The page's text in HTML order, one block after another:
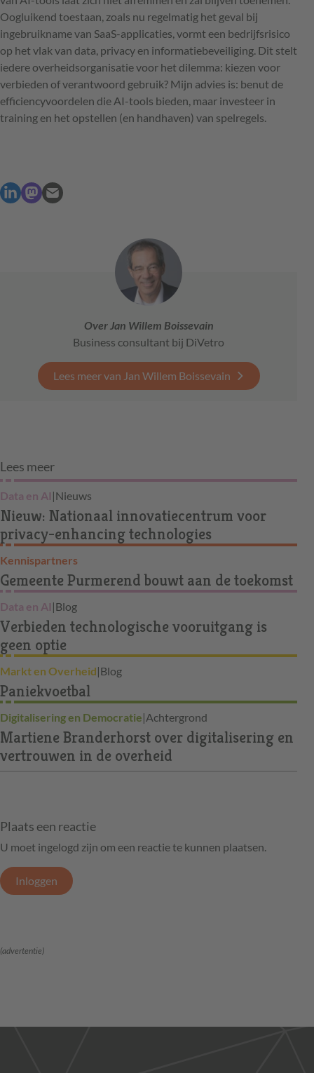
Oogluikend toestaan, zoals nu regelmatig het geval bij
ingebruikname van SaaS-applicaties, vormt een bedrijfsrisico
op het vlak van data, privacy en informatiebeveiliging. Dit stelt
iedere overheidsorganisatie voor het dilemma: kiezen voor
verbieden of verantwoord gebruik? Mijn advies is: benut de
efficiencyvoordelen die AI-tools bieden, maar investeer in
training en het opstellen (en handhaven) van spelregels.
Over Jan Willem Boissevain
Business consultant bij DiVetro
Lees meer van Jan Willem Boissevain
Lees meer
Data en AI |Nieuws
Nieuw: Nationaal innovatiecentrum voor
privacy-enhancing technologies
Kennispartners
Gemeente Purmerend bouwt aan de toekomst
Data en AI |Blog
Verbieden technologische vooruitgang is
geen optie
Markt en Overheid|Blog
Paniekvoetbal
Digitalisering en Democratie|Achtergrond
Martiene Branderhorst over digitalisering en
vertrouwen in de overheid
Plaats een reactie
U moet ingelogd zijn om een reactie te kunnen plaatsen.
Inloggen
(advertentie)